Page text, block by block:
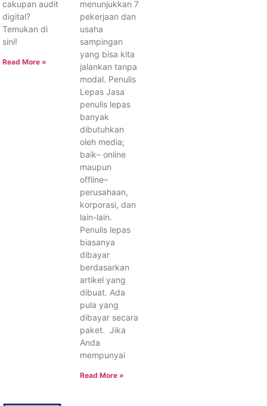
cakupan audit
digital?
Temukan di
sini!
Read More »
menunjukkan 7
pekerjaan dan
usaha
sampingan
yang bisa kita
jalankan tanpa
modal. Penulis
Lepas Jasa
penulis lepas
banyak
dibutuhkan
oleh media;
baik– online
maupun
offline–
perusahaan,
korporasi, dan
lain-lain.
Penulis lepas
biasanya
dibayar
berdasarkan
artikel yang
dibuat. Ada
pula yang
dibayar secara
paket. Jika
Anda
mempunyai
Read More »